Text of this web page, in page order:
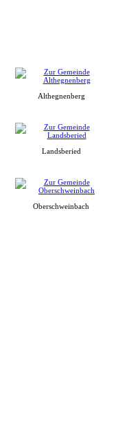
Althegnenberg
Landsberied
Oberschweinbach